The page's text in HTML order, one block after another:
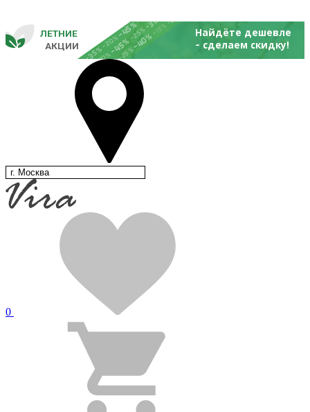
-20%
-25%
-45%
-35%-20%
-25%
-45%
-30%
-15%
-20%
-25%
-40%
АКЦИИ
ЛЕТНИЕ Найдёте дешевле
- сделаем
г. Москва
0